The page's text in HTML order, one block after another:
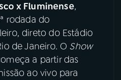
Facebook
x Fluminense,
rodada do
direto do Estádio
de Janeiro. O Show
a partir das
ao vivo para